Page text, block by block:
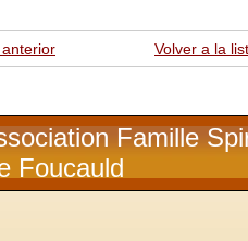
Volver a la
Famille
Foucauld